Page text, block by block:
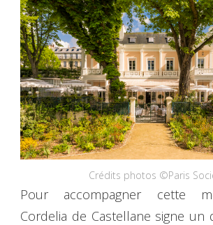
Crédits photos ©Paris
Pour accompagner cette
Cordelia de Castellane signe un